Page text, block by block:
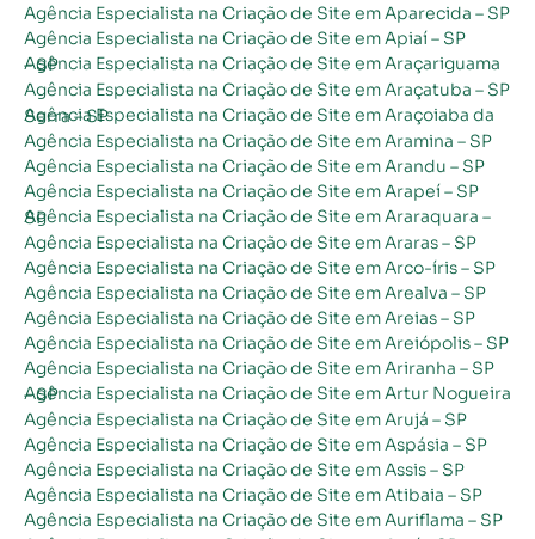
Agência Especialista na Criação de Site em Aparecida – SP
Agência Especialista na Criação de Site em Apiaí – SP
Agência Especialista na Criação de Site em Araçariguama – SP
Agência Especialista na Criação de Site em Araçatuba – SP
Agência Especialista na Criação de Site em Araçoiaba da Serra – SP
Agência Especialista na Criação de Site em Aramina – SP
Agência Especialista na Criação de Site em Arandu – SP
Agência Especialista na Criação de Site em Arapeí – SP
Agência Especialista na Criação de Site em Araraquara – SP
Agência Especialista na Criação de Site em Araras – SP
Agência Especialista na Criação de Site em Arco-íris – SP
Agência Especialista na Criação de Site em Arealva – SP
Agência Especialista na Criação de Site em Areias – SP
Agência Especialista na Criação de Site em Areiópolis – SP
Agência Especialista na Criação de Site em Ariranha – SP
Agência Especialista na Criação de Site em Artur Nogueira – SP
Agência Especialista na Criação de Site em Arujá – SP
Agência Especialista na Criação de Site em Aspásia – SP
Agência Especialista na Criação de Site em Assis – SP
Agência Especialista na Criação de Site em Atibaia – SP
Agência Especialista na Criação de Site em Auriflama – SP